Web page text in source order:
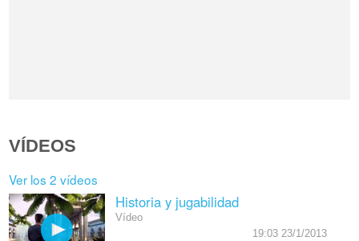
VÍDEOS
Ver los 2 vídeos
Historia y jugabilidad
Vídeo
19:03 23/1/2013